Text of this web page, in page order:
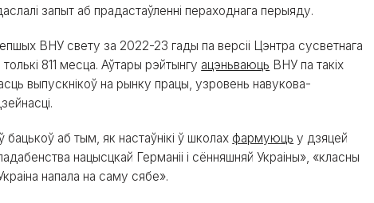
запыт аб прадастаўленні пераходнага перыяду.
ВНУ свету за 2022-23 гады па версіі Цэнтра сусветнага
811 месца. Аўтары рэйтынгу ацэньваюць ВНУ па такіх
выпускнікоў на рынку працы, узровень навукова-
аб тым, як настаўнікі ў школах фармуюць у дзяцей
нацысцкай Германіі і сённяшняй Украіны», «класны
напала на саму сябе».